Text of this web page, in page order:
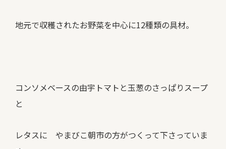
地元で収穫されたお野菜を中心に12種類の具材。
コンソメベースの由宇トマトと玉葱のさっぱりスープ
と
レタスに やまびこ朝市の方がつくって下さっていま